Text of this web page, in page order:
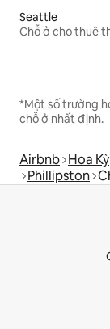
Seattle
Chỗ ở cho thuê
*Một số trường
chỗ ở nhất định.
Airbnb Hoa Kỳ
Phillipston